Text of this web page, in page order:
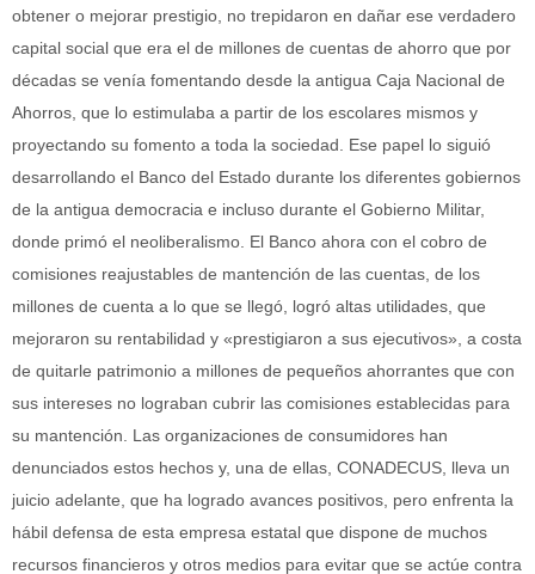
obtener o mejorar prestigio, no trepidaron en dañar ese verdadero
capital social que era el de millones de cuentas de ahorro que por
décadas se venía fomentando desde la antigua Caja Nacional de
Ahorros, que lo estimulaba a partir de los escolares mismos y
proyectando su fomento a toda la sociedad. Ese papel lo siguió
desarrollando el Banco del Estado durante los diferentes gobiernos
de la antigua democracia e incluso durante el Gobierno Militar,
donde primó el neoliberalismo. El Banco ahora con el cobro de
comisiones reajustables de mantención de las cuentas, de los
millones de cuenta a lo que se llegó, logró altas utilidades, que
mejoraron su rentabilidad y «prestigiaron a sus ejecutivos», a costa
de quitarle patrimonio a millones de pequeños ahorrantes que con
sus intereses no lograban cubrir las comisiones establecidas para
su mantención. Las organizaciones de consumidores han
denunciados estos hechos y, una de ellas, CONADECUS, lleva un
juicio adelante, que ha logrado avances positivos, pero enfrenta la
hábil defensa de esta empresa estatal que dispone de muchos
recursos financieros y otros medios para evitar que se actúe contra